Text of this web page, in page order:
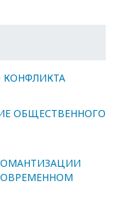
КОНФЛИКТА
ОБЩЕСТВЕННОГО